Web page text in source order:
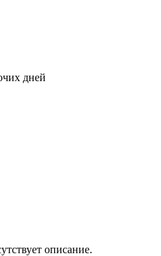
дней
описание.